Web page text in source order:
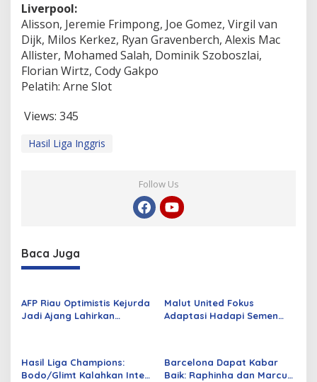
Liverpool:
Alisson, Jeremie Frimpong, Joe Gomez, Virgil van
Dijk, Milos Kerkez, Ryan Gravenberch, Alexis Mac
Allister, Mohamed Salah, Dominik Szoboszlai,
Florian Wirtz, Cody Gakpo
Pelatih: Arne Slot
Views: 345
Hasil Liga Inggris
Follow Us
Baca Juga
AFP Riau Optimistis Kejurda
Jadi Ajang Lahirkan
Malut United Fokus
Adaptasi Hadapi Semen
Hasil Liga Champions:
Bodo/Glimt Kalahkan Inter
Barcelona Dapat Kabar
Baik: Raphinha dan Marcus